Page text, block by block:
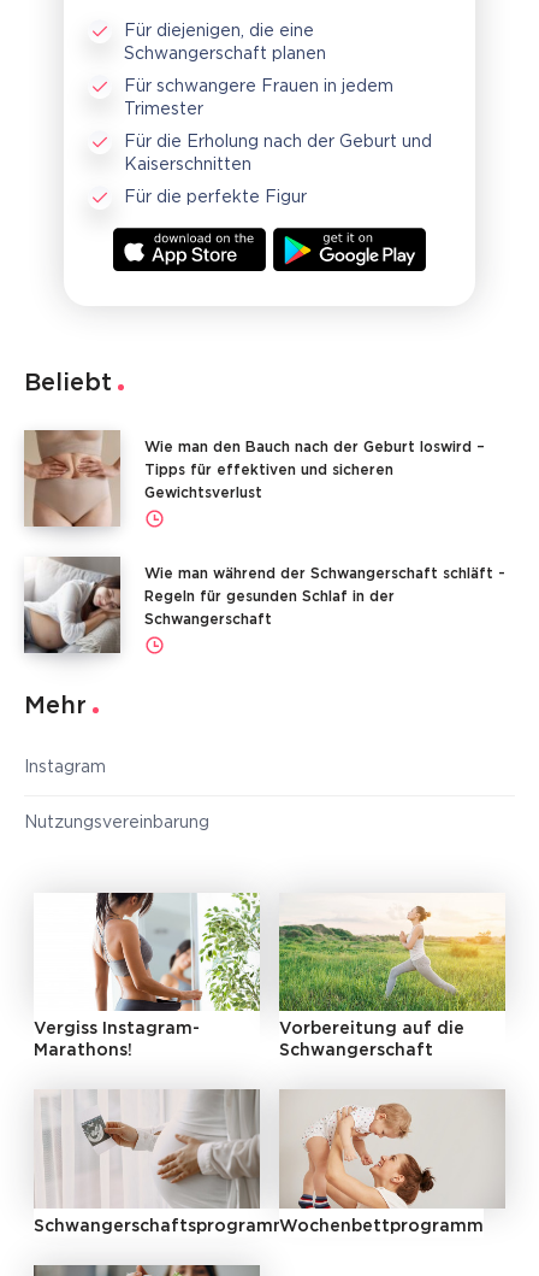
Für diejenigen, die eine
Schwangerschaft planen
Für schwangere Frauen in jedem
Trimester
Für die Erholung nach der Geburt und
Kaiserschnitten
Für die perfekte Figur
Beliebt
Wie man den Bauch nach der Geburt loswird –
Tipps für effektiven und sicheren
Gewichtsverlust
Wie man während der Schwangerschaft schläft -
Regeln für gesunden Schlaf in der
Schwangerschaft
Mehr
Instagram
Nutzungsvereinbarung
Vergiss Instagram-
Marathons!
Vorbereitung auf die
Schwangerschaft
SchwangerschaftsprogrammWochenbettprogramm